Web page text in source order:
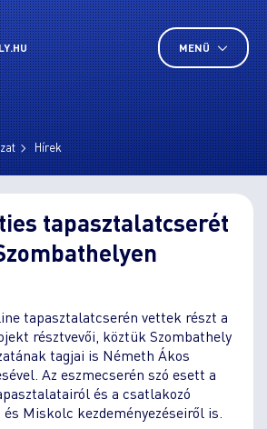
MENÜ
Hírek
tapasztalatcserét
tapasztalatcserén vettek részt a
résztvevői, köztük Szombathely
tagjai is Németh Ákos
Az eszmecserén szó esett a
és a csatlakozó
Miskolc kezdeményezéseiről is.